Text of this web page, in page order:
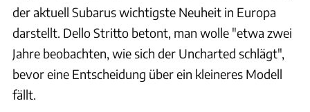
der aktuell Subarus wichtigste Neuheit in Europa
darstellt. Dello Stritto betont, man wolle "etwa zwei
Jahre beobachten, wie sich der Uncharted schlägt",
bevor eine Entscheidung über ein kleineres Modell
fällt.